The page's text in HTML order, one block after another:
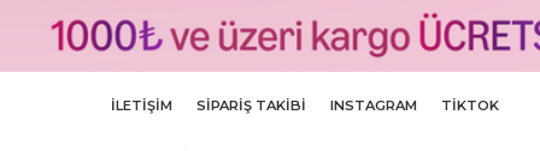
İLETIŞIM SIPARIŞ TAKIBI INSTAGRAM TIKTOK